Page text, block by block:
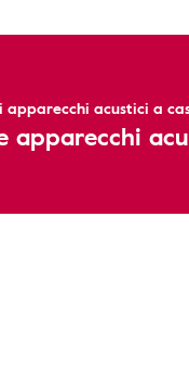
apparecchi acustici a
apparecchi